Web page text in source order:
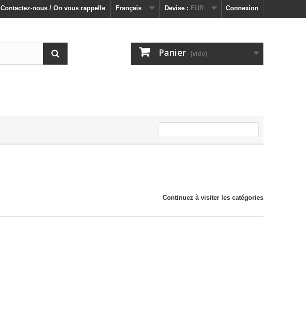
Connexion
Devise : EUR
Français
Contactez-nous / On vous rappelle
Panier (vide)
Continuez à visiter les catégories